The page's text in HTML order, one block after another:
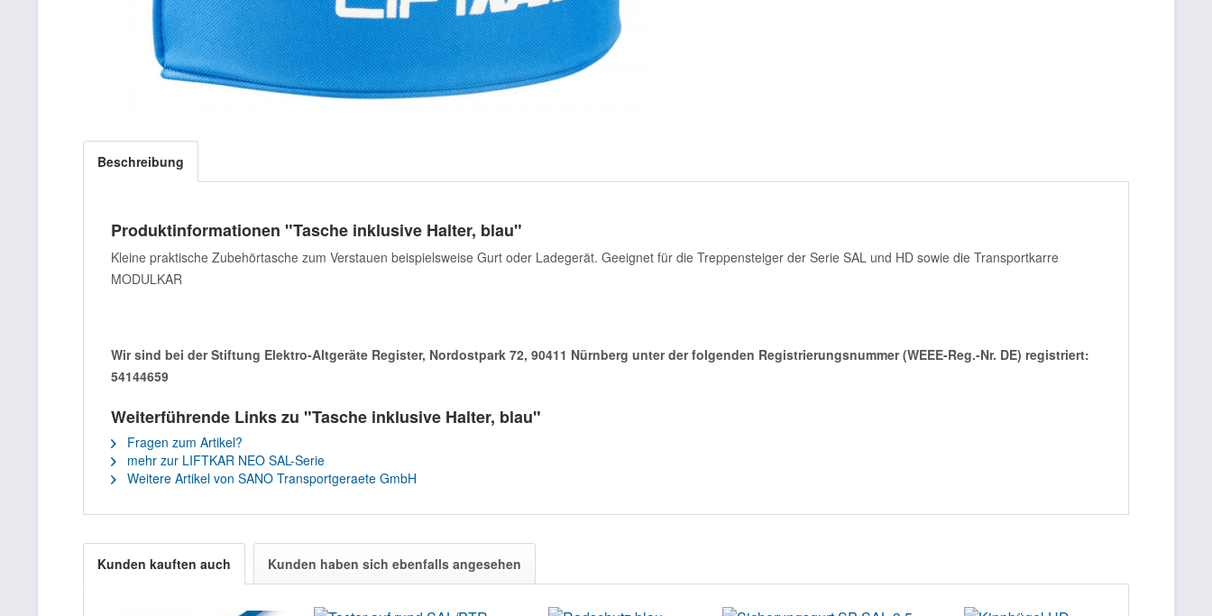
Beschreibung
Produktinformationen "Tasche inklusive Halter, blau"
Kleine praktische Zubehörtasche zum Verstauen beispielsweise Gurt oder Ladegerät. Geeignet für die Treppensteiger der Serie SAL und HD sowie die Transportkarre
MODULKAR
Wir sind bei der Stiftung Elektro-Altgeräte Register, Nordostpark 72, 90411 Nürnberg unter der folgenden Registrierungsnummer (WEEE-Reg.-Nr. DE) registriert:
54144659
Weiterführende Links zu "Tasche inklusive Halter, blau"
Fragen zum Artikel?
mehr zur LIFTKAR NEO SAL-Serie
Weitere Artikel von SANO Transportgeraete GmbH
Kunden kauften auch Kunden haben sich ebenfalls angesehen